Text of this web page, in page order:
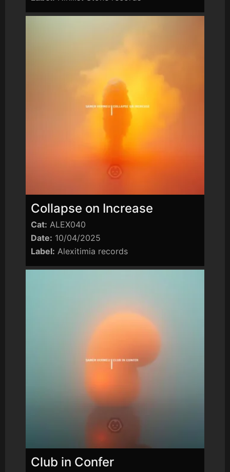
Collapse on Increase
Cat: ALEX040
Date: 10/04/2025
Label: Alexitimia records
Club in Confer